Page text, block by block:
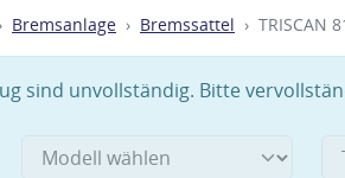
Bremsanlage Bremssattel TRISCAN
sind unvollständig. Bitte